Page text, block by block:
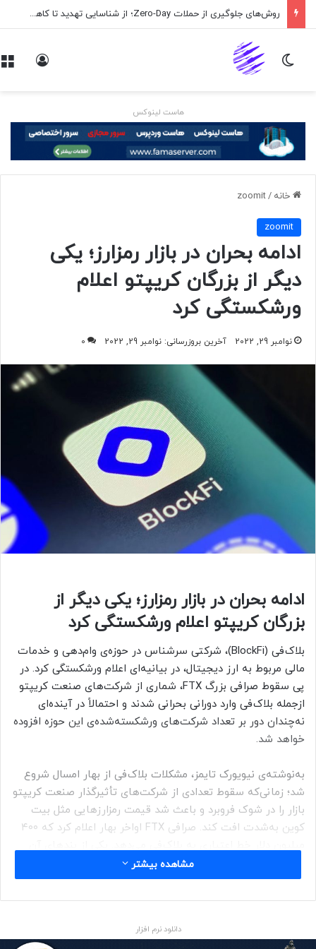
روش‌های جلوگیری از حملات Zero-Day؛ از شناسایی تهدید تا کاهش ریسک
تغییر پوسته
هاست لینوکس
خانه /
zoomit
zoomit
ادامه بحران در بازار رمزارز؛ یکی
دیگر از بزرگان کریپتو اعلام
ورشکستگی کرد
نوامبر 29, 2022 آخرین بروزرسانی: نوامبر 29, 2022 0
ادامه بحران در بازار رمزارز؛ یکی دیگر از
بزرگان کریپتو اعلام ورشکستگی کرد
بلاک‌فی (
BlockFi)، شرکتی سرشناس در حوزه‌ی وام‌دهی و خدمات
مالی مربوط به ارز دیجیتال، در بیانیه‌ای اعلام ورشکستگی کرد. در
پی سقوط صرافی بزرگ FTX، شماری از شرکت‌های صنعت کریپتو
ازجمله بلاک‌فی وارد دورانی بحرانی شدند و احتمالاً در آینده‌ای
نه‌چندان دور بر تعداد شرکت‌های ورشکسته‌شده‌ی این حوزه افزوده
خواهد شد.
به‌نوشته‌‌ی نیویورک تایمز، مشکلات بلاک‌فی از بهار امسال شروع
شد؛ زمانی‌که سقوط تعدادی از شرکت‌های تأثیرگذار صنعت کریپتو
بازار را در شوک فروبرد و باعث شد قیمت رمزارزهایی مثل بیت
کوین به‌شدت افت کند. صرافی FTX اواخر بهار اعلام کرد که ۴۰۰
قرارداد به صرافی FTX امکان می‌داد که درصورت تمایل، بلاک‌فی را
ازآنِ خود کند.
تنگاتنگی با صرافی FTX پیدا کند. به‌دنبال افشاگری درباره‌ی
مشاهده بیشتر
دانلود نرم افزار